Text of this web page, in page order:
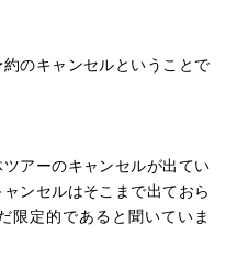
のキャンセルということで
アーのキャンセルが出てい
ンセルはそこまで出ておら
限定的であると聞いていま